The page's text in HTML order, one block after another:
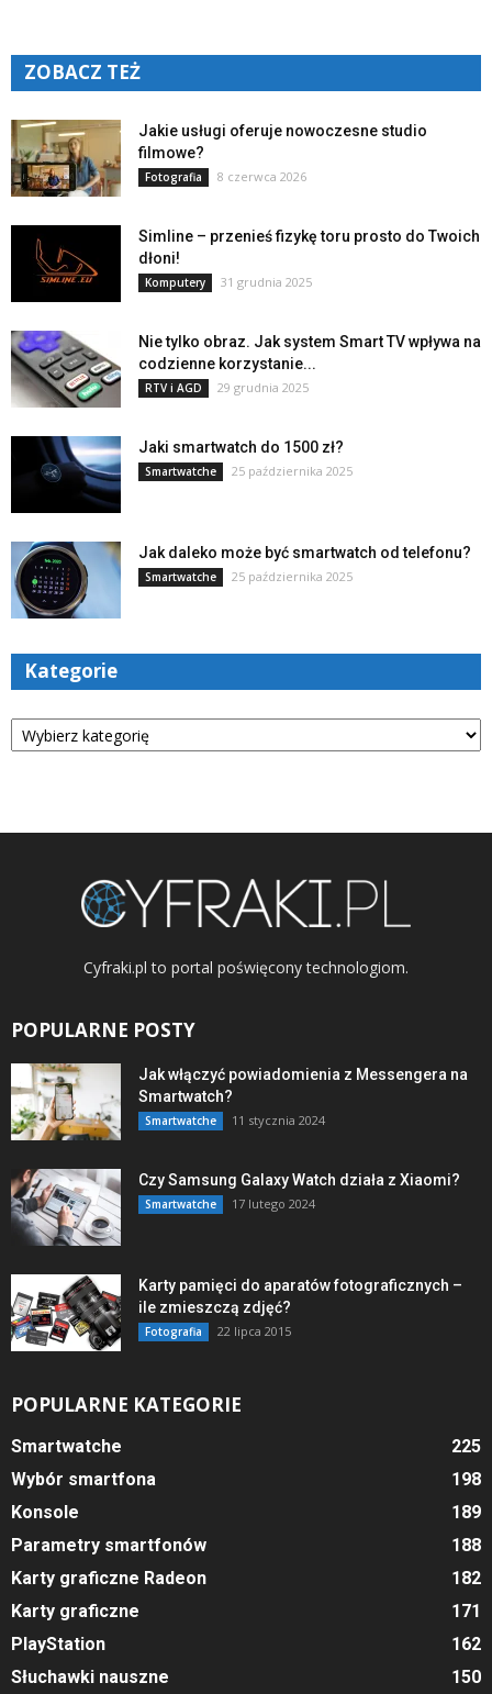
ZOBACZ TEŻ
Jakie usługi oferuje nowoczesne studio
filmowe?
Fotografia 8 czerwca 2026
Simline – przenieś fizykę toru prosto do Twoich
dłoni!
Komputery 31 grudnia 2025
Nie tylko obraz. Jak system Smart TV wpływa na
codzienne korzystanie...
RTV i AGD 29 grudnia 2025
Jaki smartwatch do 1500 zł?
Smartwatche 25 października 2025
Jak daleko może być smartwatch od telefonu?
Smartwatche 25 października 2025
Kategorie
Kategorie
Cyfraki.pl to portal poświęcony technologiom.
POPULARNE POSTY
Jak włączyć powiadomienia z Messengera na
Smartwatch?
Smartwatche 11 stycznia 2024
Czy Samsung Galaxy Watch działa z Xiaomi?
Smartwatche 17 lutego 2024
Karty pamięci do aparatów fotograficznych –
ile zmieszczą zdjęć?
Fotografia 22 lipca 2015
POPULARNE KATEGORIE
Smartwatche
225
Wybór smartfona
198
Konsole
189
Parametry smartfonów
188
Karty graficzne Radeon
182
Karty graficzne
171
PlayStation
162
Słuchawki nauszne
150